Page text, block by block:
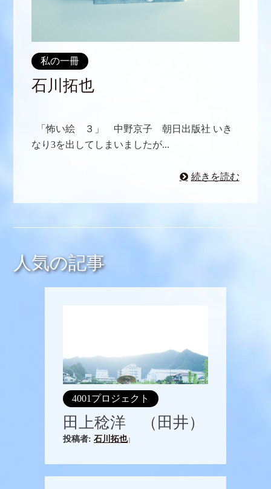
私の一冊
石川拓也
「怖い絵 ３」 中野京子 朝日出版社 いき
なり3を出してしまいましたが...
続きを読む
人気の記事
4001プロジェクト
田上稔洋 （田井）
投稿者: 石川拓也|